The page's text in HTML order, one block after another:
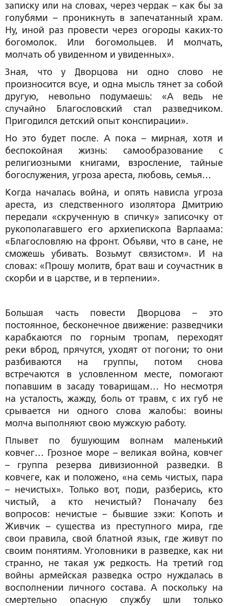
записку или на словах, через чердак – как бы за
голубями – проникнуть в запечатанный храм.
Ну, иной раз провести через огороды каких-то
богомолок. Или богомольцев. И молчать,
молчать об увиденном и увиденных».
Зная, что у Дворцова ни одно слово не
произносится всуе, и одна мысль тянет за собой
другую, невольно подумаешь: «А ведь не
случайно Благословский стал разведчиком.
Пригодился детский опыт конспирации».
Но это будет после. А пока – мирная, хотя и
беспокойная жизнь: самообразование с
религиозными книгами, взросление, тайные
богослужения, угроза ареста, любовь, семья…
Когда началась война, и опять нависла угроза
ареста, из следственного изолятора Дмитрию
передали «скрученную в спичку» записочку от
рукополагавшего его архиепископа Варлаама:
«Благословляю на фронт. Объяви, что в сане, не
сможешь убивать. Возьмут связистом». И на
словах: «Прошу молитв, брат ваш и соучастник в
скорби и в царстве, и в терпении».
Большая часть повести Дворцова – это
постоянное, бесконечное движение: разведчики
карабкаются по горным тропам, переходят
реки вброд, прячутся, уходят от погони; то они
разбиваются на группы, потом снова
встречаются в условленном месте, помогают
попавшим в засаду товарищам… Но несмотря
на усталость, жажду, боль от травм, с их губ не
срывается ни одного слова жалобы: воины
молча выполняют свою мужскую работу.
Плывет по бушующим волнам маленький
ковчег… Грозное море – великая война, ковчег
– группа резерва дивизионной разведки. В
ковчеге, как и положено, «на семь чистых, пара
– нечистых». Только вот, поди, разберись, кто
чистый, а кто нечистый? Поначалу без
вопросов: нечистые – бывшие зэки: Копоть и
Живчик – существа из преступного мира, где
свои правила, свой блатной язык, где живут по
своим понятиям. Уголовники в разведке, как ни
странно, не такая уж редкость. На третий год
войны армейская разведка остро нуждалась в
восполнении личного состава. А поскольку на
смертельно опасную службу шли только